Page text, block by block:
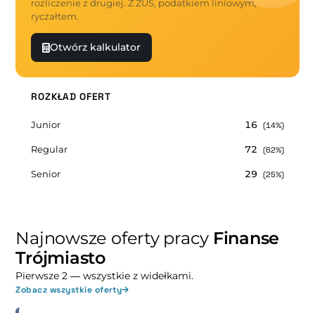
rozliczenie z drugiej. Z ZUS, podatkiem liniowym,
ryczałtem.
Otwórz kalkulator
ROZKŁAD OFERT
Junior 16 (14%)
Regular 72 (62%)
Senior 29 (25%)
Najnowsze oferty pracy Finanse
Trójmiasto
Pierwsze 2 — wszystkie z widełkami.
Zobacz wszystkie oferty